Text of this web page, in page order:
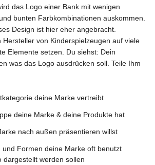
das Logo einer Bank mit wenigen
bunten Farbkombinationen auskommen.
Design ist hier eher angebracht.
Hersteller von Kinderspielzeugen auf viele
Elemente setzen. Du siehst: Dein
was das Logo ausdrücken soll. Teile Ihm
deine Marke vertreibt
deine Marke & deine Produkte hat
nach außen präsentieren willst
und Formen deine Marke oft benutzt
dargestellt werden sollen